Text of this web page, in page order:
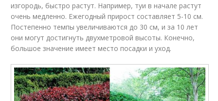
изгородь, быстро растут. Например, туи в начале растут
очень медленно. Ежегодный прирост составляет 5-10 см.
Постепенно темпы увеличиваются до 30 см, и за 10 лет
они могут достигнуть двухметровой высоты. Конечно,
большое значение имеет место посадки и уход.